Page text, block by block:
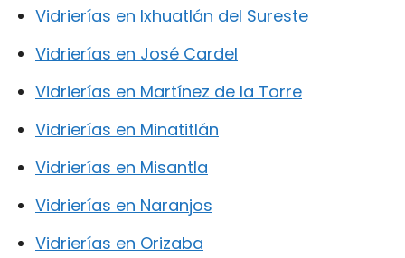
Vidrierías en Ixhuatlán del Sureste
Vidrierías en José Cardel
Vidrierías en Martínez de la Torre
Vidrierías en Minatitlán
Vidrierías en Misantla
Vidrierías en Naranjos
Vidrierías en Orizaba